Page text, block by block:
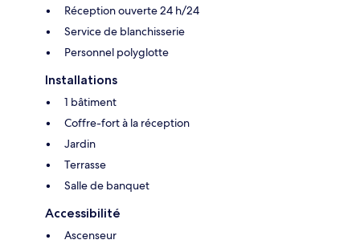
Réception ouverte 24 h/24
Service de blanchisserie
Personnel polyglotte
Installations
1 bâtiment
Coffre-fort à la réception
Jardin
Terrasse
Salle de banquet
Accessibilité
Ascenseur